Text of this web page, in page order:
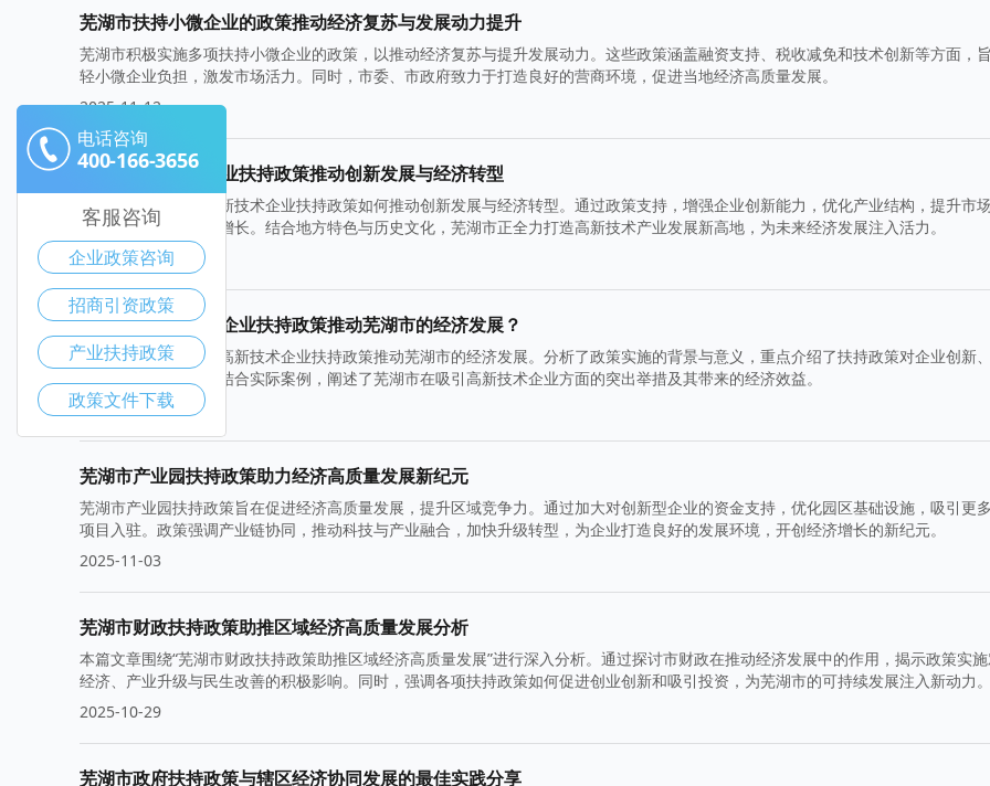
芜湖市扶持小微企业的政策推动经济复苏与发展动力提升
芜湖市积极实施多项扶持小微企业的政策，以推动经济复苏与提升发展动力。这些政策涵盖融资支持、税收减免和技术创新等方面，
轻小微企业负担，激发市场活力。同时，市委、市政府致力于打造良好的营商环境，促进当地经济高质量发展。
2025-11-12
芜湖市高新技术企业扶持政策推动创新发展与经济转型
本文探讨了芜湖市高新技术企业扶持政策如何推动创新发展与经济转型。通过政策支持，增强企业创新能力，优化产业结构，提升市
力，促进经济可持续增长。结合地方特色与历史文化，芜湖市正全力打造高新技术产业发展新高地，为未来经济发展注入活力。
2025-11-10
如何通过高新技术企业扶持政策推动芜湖市的经济发展？
本文探讨了如何通过高新技术企业扶持政策推动芜湖市的经济发展。分析了政策实施的背景与意义，重点介绍了扶持政策对企业创新
升级的促进作用，并结合实际案例，阐述了芜湖市在吸引高新技术企业方面的突出举措及其带来的经济效益。
2025-11-05
芜湖市产业园扶持政策助力经济高质量发展新纪元
芜湖市产业园扶持政策旨在促进经济高质量发展，提升区域竞争力。通过加大对创新型企业的资金支持，优化园区基础设施，吸引更
项目入驻。政策强调产业链协同，推动科技与产业融合，加快升级转型，为企业打造良好的发展环境，开创经济增长的新纪元。
2025-11-03
芜湖市财政扶持政策助推区域经济高质量发展分析
本篇文章围绕“芜湖市财政扶持政策助推区域经济高质量发展”进行深入分析。通过探讨市财政在推动经济发展中的作用，揭示政策实
经济、产业升级与民生改善的积极影响。同时，强调各项扶持政策如何促进创业创新和吸引投资，为芜湖市的可持续发展注入新动力。
2025-10-29
芜湖市政府扶持政策与辖区经济协同发展的最佳实践分享
电话咨询
400-166-3656
客服咨询
企业政策咨询
招商引资政策
产业扶持政策
政策文件下载